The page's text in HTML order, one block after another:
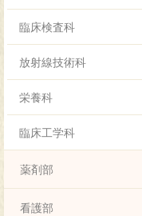
訪問ケア科
血液腫瘍科
麻酔科
小児集中治療科
心臓血管外科
予防接種センター
口唇口蓋裂センター
訪問診療センター
ニューロケア（神経治療
小児アレルギーセンター
成人先天性心疾患センタ
臨床検査科
放射線技術科
栄養科
臨床工学科
薬剤部
薬剤部
看護部